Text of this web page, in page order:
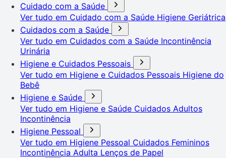
Cuidado com a Saúde
Ver tudo em Cuidado com a Saúde Higiene Geriátrica
Cuidados com a Saúde
Ver tudo em Cuidados com a Saúde Incontinência
Urinária
Higiene e Cuidados Pessoais
Ver tudo em Higiene e Cuidados Pessoais Higiene do
Bebê
Higiene e Saúde
Ver tudo em Higiene e Saúde Cuidados Adultos
Incontinência
Higiene Pessoal
Ver tudo em Higiene Pessoal Cuidados Femininos
Incontinência Adulta Lenços de Papel